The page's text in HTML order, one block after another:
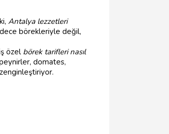
Antalya lezzetleri
börekleriyle değil,
özel börek tarifleri nasıl
domates,